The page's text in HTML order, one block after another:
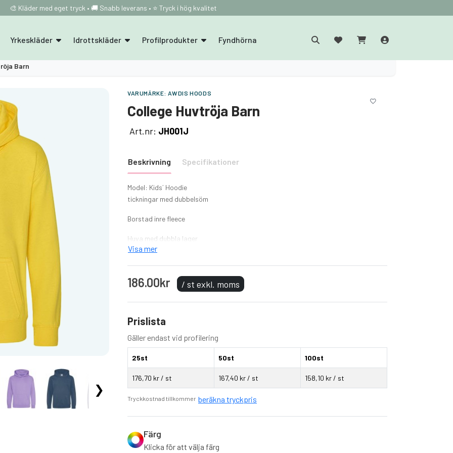
🎨 Kläder med eget tryck • 🚚 Snabb leverans • ⭐ Tryck i hög kvalitet
Yrkeskläder Idrottskläder Profilprodukter Fyndhörna
Barn
❯
VARUMÄRKE: AWDIS HOODS
College Huvtröja Barn
Art.nr: JH001J
Beskrivning Specifikationer
Model: Kids´ Hoodie
tickningar med dubbelsöm
Borstad inre fleece
Huva med dubbla lager
Ingen dragsko enligt EUs föreskrifter
Lätt avtagbar etikett
Mjuk bomull
Visa mer
186.00kr / st exkl. moms
Prislista
Gäller endast vid profilering
25st 50st 100st
176,70 kr / st 167,40 kr / st 158,10 kr / st
Tryckkostnad tillkommer beräkna tryckpris
Färg
Klicka för att välja färg